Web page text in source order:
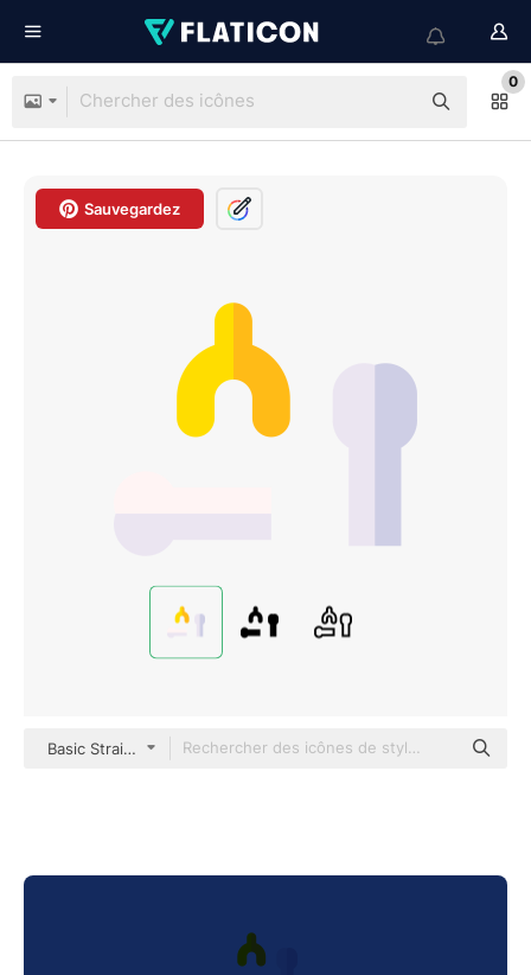
0
Sauvegardez
Basic Straight Flat